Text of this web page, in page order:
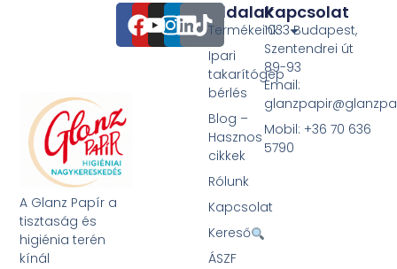
A Glanz Papír a
tisztaság és
higiénia terén
kínál
Oldalak
Termékeink
Ipari
takarítógép
bérlés
Blog –
Hasznos
cikkek
Rólunk
Kapcsolat
Kereső
ÁSZF
Kapcsolat
1033 Budapest,
Szentendrei út
89-93
Email:
Mobil: +36 70 636
5790